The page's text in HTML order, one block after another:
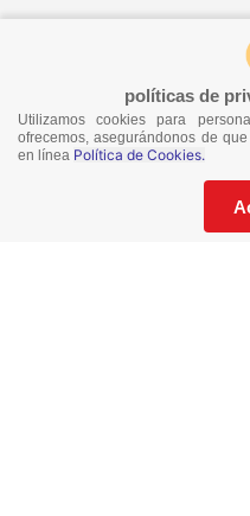
políticas de
Utilizamos cookies para
ofrecemos, asegurándonos de
en línea Política de Cookies.
¡No te
Suscríbete